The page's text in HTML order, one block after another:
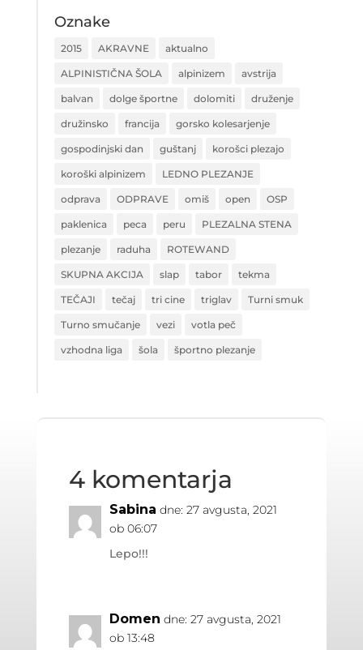
Oznake
2015 AKRAVNE aktualno
ALPINISTIČNA ŠOLA alpinizem avstrija
balvan dolge športne dolomiti druženje
družinsko francija gorsko kolesarjenje
gospodinjski dan guštanj korošci plezajo
koroški alpinizem LEDNO PLEZANJE
odprava ODPRAVE omiš open OSP
paklenica peca peru PLEZALNA STENA
plezanje raduha ROTEWAND
SKUPNA AKCIJA slap tabor tekma
TEČAJI tečaj tri cine triglav Turni smuk
Turno smučanje vezi votla peč
vzhodna liga šola športno plezanje
4 komentarja
Sabina dne: 27 avgusta, 2021
ob 06:07
Lepo!!!
Domen dne: 27 avgusta, 2021
ob 13:48